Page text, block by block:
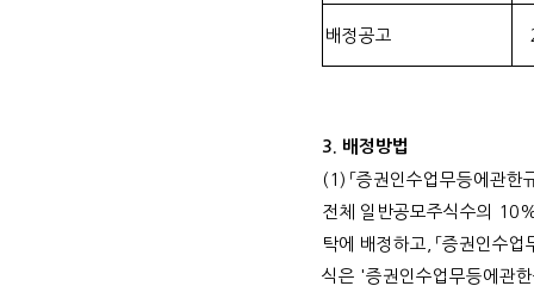
배정공고
3. 배정방법
(1) 「증권인수업무등에관한
전체 일반공모주식수의
탁에 배정하고 「증권인수업
식은 '증권인수업무등에관